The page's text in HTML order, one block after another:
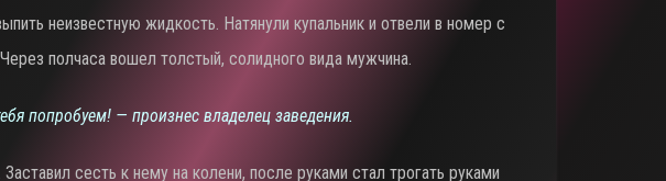
неизвестную жидкость. Натянули купальник и отвели в номер с
полчаса вошел толстый, солидного вида мужчина.
попробуем! — произнес владелец заведения.
сесть к нему на колени, после руками стал трогать руками